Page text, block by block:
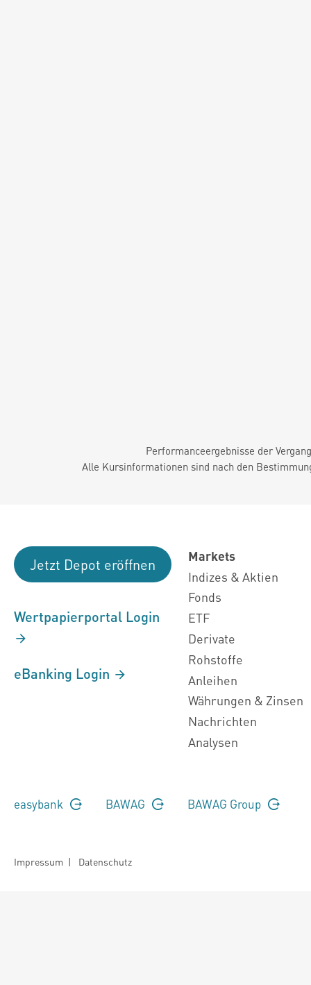
Performanceergebnisse der
Alle Kursinformationen sind nach den
Jetzt Depot eröffnen
Wertpapierportal Login
eBanking Login
Markets
Indizes & Aktien
Fonds
ETF
Derivate
Rohstoffe
Anleihen
Währungen & Zinsen
Nachrichten
Analysen
easybank BAWAG BAWAG Group
Impressum | Datenschutz